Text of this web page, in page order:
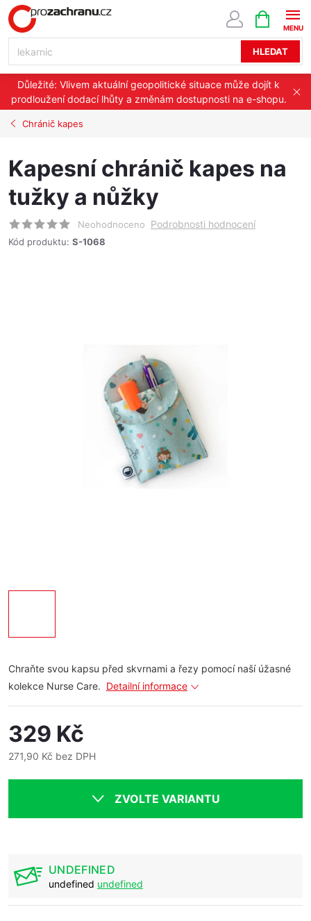
Přejít
na
HLEDAT
NÁKUPNÍ
KOŠÍK
Důležité: Vlivem aktuální geopolitické situace může dojít k
prodloužení dodací lhůty a změnám dostupnosti na e-shopu.
Chránič kapes
Kapesní chránič kapes na
tužky a nůžky
Neohodnoceno Podrobnosti hodnocení
Kód produktu: S-1068
Chraňte svou kapsu před skvrnami a řezy pomocí naší úžasné
kolekce Nurse Care. Detailní informace
329 Kč
271,90 Kč bez DPH
ZVOLTE VARIANTU
UNDEFINED
undefined undefined